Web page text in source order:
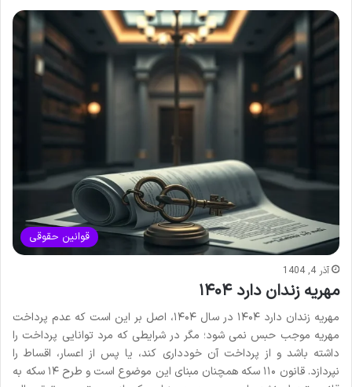
قوانین حقوقی
آذر 4, 1404
مهریه زندان دارد ۱۴۰۴
مهریه زندان دارد ۱۴۰۴ در سال ۱۴۰۴، اصل بر این است که عدم پرداخت
مهریه موجب حبس نمی شود؛ مگر در شرایطی که مرد توانایی پرداخت را
داشته باشد و از پرداخت آن خودداری کند، یا پس از اعسار، اقساط را
نپردازد. قانون ۱۱۰ سکه همچنان مبنای این موضوع است و طرح ۱۴ سکه به